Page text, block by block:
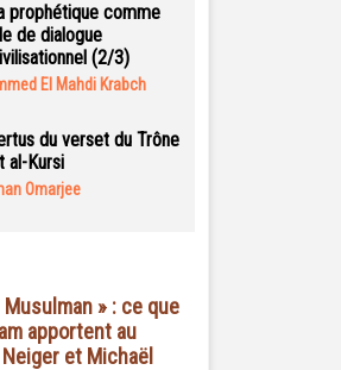
prophétique comme
de dialogue
(2/3)
El Mahdi Krabch
du verset du Trône
al-Kursi
Omarjee
» : ce que
apportent au
et Michaël